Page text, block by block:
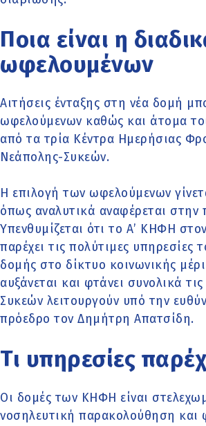
Ποια είναι η
ωφελουμένων
Αιτήσεις ένταξης στη νέα δομή
ωφελούμενων καθώς και άτομα
από τα τρία Κέντρα Ημερήσιας
Νεάπολης-Συκεών.
Η επιλογή των ωφελούμενων
όπως αναλυτικά αναφέρεται
Υπενθυμίζεται ότι το Α’ ΚΗΦΗ
παρέχει τις πολύτιμες
δομής στο δίκτυο κοινωνικής
αυξάνεται και φτάνει συνολικά
Συκεών λειτουργούν υπό την
πρόεδρο τον Δημήτρη Απατσίδη.
Τι υπηρεσίες
Οι δομές των ΚΗΦΗ είναι
νοσηλευτική παρακολούθηση και